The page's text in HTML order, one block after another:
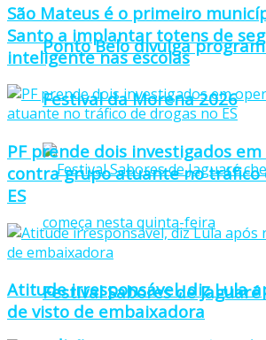
Ponto Belo divulga
Festival da Morena 2026
Festival Sabores de Jaguaré
São Mateus é o primeiro
Santo a implantar totens de
inteligente nas escolas
PF prende dois investigados
contra grupo atuante no tráfico
ES
Atitude irresponsável, diz Lula
de visto de embaixadora